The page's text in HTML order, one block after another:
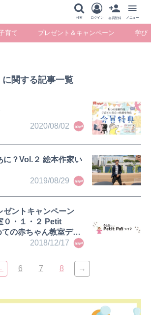
検索 ログイン 会員登録 メニュー
育て プレゼント＆キャンペーン 学び
に関する記事一覧
2020/08/02
2019/08/29
２ 絵本作家い
2018/12/17
ゼントキャンペーン
０・１・２ Petit
の赤ちゃん教室デビ
6 7 8 →
ャンペーン